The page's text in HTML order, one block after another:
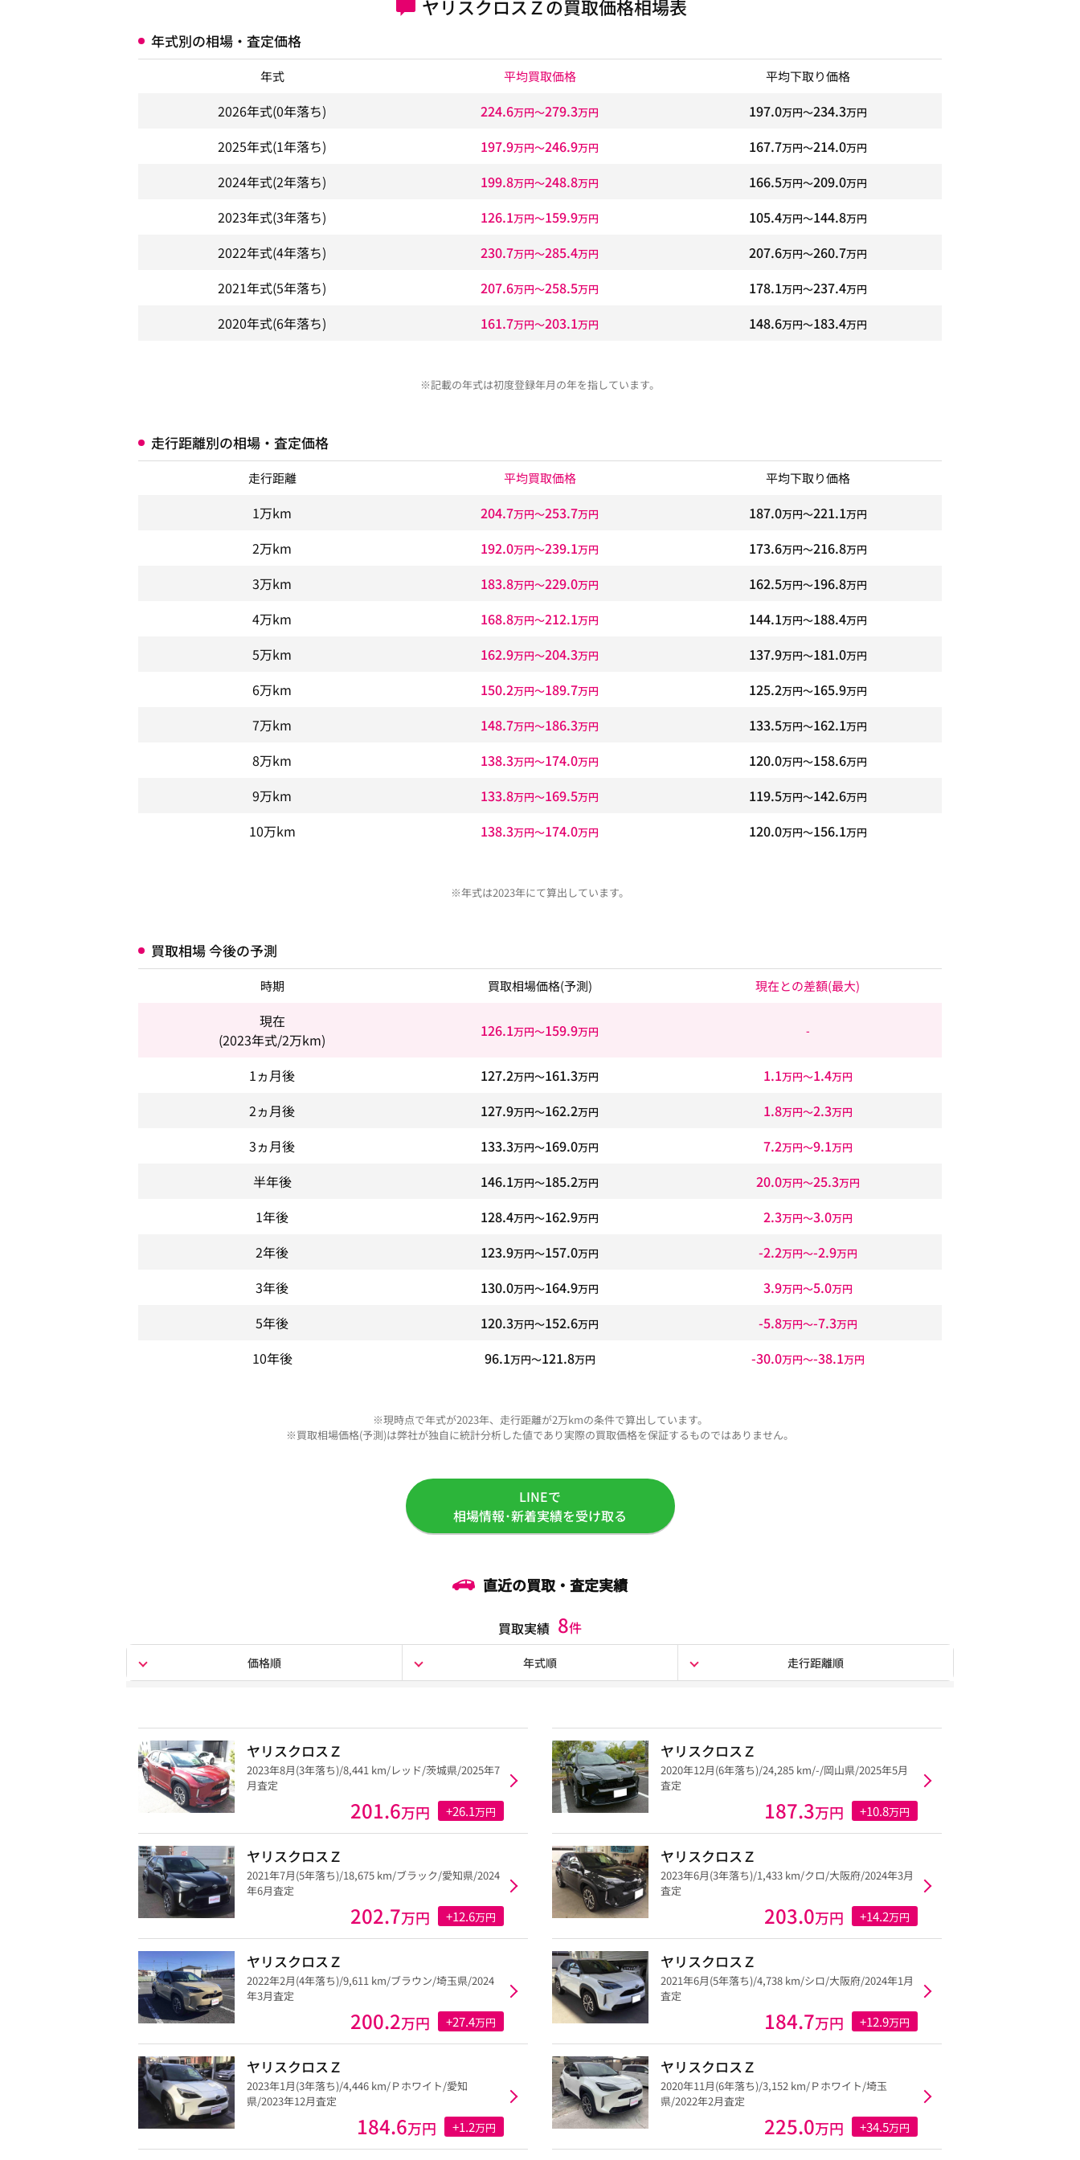
ヤリスクロスＺの買取価格相場表
年式別の相場・査定価格
年式 平均買取価格 平均下取り価格
2026年式(0年落ち) 224.6万円〜279.3万円 197.0万円〜234.3万円
2025年式(1年落ち) 197.9万円〜246.9万円 167.7万円〜214.0万円
2024年式(2年落ち) 199.8万円〜248.8万円 166.5万円〜209.0万円
2023年式(3年落ち) 126.1万円〜159.9万円 105.4万円〜144.8万円
2022年式(4年落ち) 230.7万円〜285.4万円 207.6万円〜260.7万円
2021年式(5年落ち) 207.6万円〜258.5万円 178.1万円〜237.4万円
2020年式(6年落ち) 161.7万円〜203.1万円 148.6万円〜183.4万円
※記載の年式は初度登録年月の年を指しています。
走行距離別の相場・査定価格
走行距離 平均買取価格 平均下取り価格
1万km 204.7万円〜253.7万円 187.0万円〜221.1万円
2万km 192.0万円〜239.1万円 173.6万円〜216.8万円
3万km 183.8万円〜229.0万円 162.5万円〜196.8万円
4万km 168.8万円〜212.1万円 144.1万円〜188.4万円
5万km 162.9万円〜204.3万円 137.9万円〜181.0万円
6万km 150.2万円〜189.7万円 125.2万円〜165.9万円
7万km 148.7万円〜186.3万円 133.5万円〜162.1万円
8万km 138.3万円〜174.0万円 120.0万円〜158.6万円
9万km 133.8万円〜169.5万円 119.5万円〜142.6万円
10万km 138.3万円〜174.0万円 120.0万円〜156.1万円
※年式は2023年にて算出しています。
買取相場 今後の予測
時期 買取相場価格(予測) 現在との差額(最大)
現在
(2023年式/2万km)
126.1万円〜159.9万円 -
1ヵ月後 127.2万円〜161.3万円 1.1万円〜1.4万円
2ヵ月後 127.9万円〜162.2万円 1.8万円〜2.3万円
3ヵ月後 133.3万円〜169.0万円 7.2万円〜9.1万円
半年後 146.1万円〜185.2万円 20.0万円〜25.3万円
1年後 128.4万円〜162.9万円 2.3万円〜3.0万円
2年後 123.9万円〜157.0万円 -2.2万円〜-2.9万円
3年後 130.0万円〜164.9万円 3.9万円〜5.0万円
5年後 120.3万円〜152.6万円 -5.8万円〜-7.3万円
10年後 96.1万円〜121.8万円 -30.0万円〜-38.1万円
※現時点で年式が2023年、走行距離が2万kmの条件で算出しています。
※買取相場価格(予測)は弊社が独自に統計分析した値であり実際の買取価格を保証するものではありません。
LINEで
相場情報･新着実績を受け取る
直近の買取・査定実績
買取実績 8件
価格順 年式順 走行距離順
ヤリスクロスＺ
2023年8月(3年落ち)/8,441 km/レッド/茨城県/2025年7
月査定
201.6万円 +26.1万円
ヤリスクロスＺ
2020年12月(6年落ち)/24,285 km/-/岡山県/2025年5月
査定
187.3万円 +10.8万円
ヤリスクロスＺ
2021年7月(5年落ち)/18,675 km/ブラック/愛知県/2024
年6月査定
202.7万円 +12.6万円
ヤリスクロスＺ
2023年6月(3年落ち)/1,433 km/クロ/大阪府/2024年3月
査定
203.0万円 +14.2万円
ヤリスクロスＺ
2022年2月(4年落ち)/9,611 km/ブラウン/埼玉県/2024
年3月査定
200.2万円 +27.4万円
ヤリスクロスＺ
2021年6月(5年落ち)/4,738 km/シロ/大阪府/2024年1月
査定
184.7万円 +12.9万円
ヤリスクロスＺ
2023年1月(3年落ち)/4,446 km/Ｐホワイト/愛知
県/2023年12月査定
184.6万円 +1.2万円
ヤリスクロスＺ
2020年11月(6年落ち)/3,152 km/Ｐホワイト/埼玉
県/2022年2月査定
225.0万円 +34.5万円